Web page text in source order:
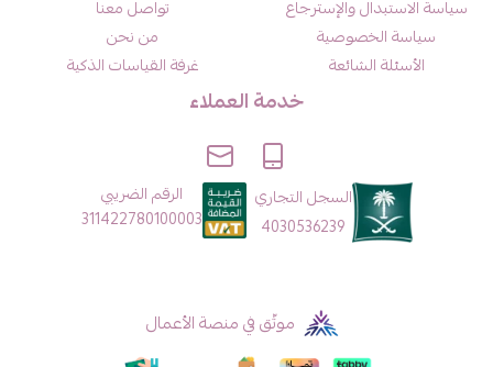
سياسة الاستبدال والإسترجاع
سياسة الخصوصية
الأسئلة الشائعة
تواصل معنا
من نحن
غرفة القياسات الذكية
خدمة العملاء
السجل التجاري
4030536239
الرقم الضريبي
311422780100003
موثّق في منصة الأعمال